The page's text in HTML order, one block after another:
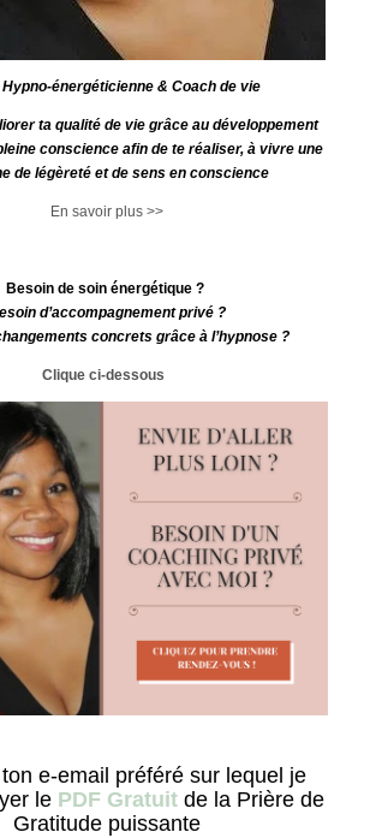
Hypno-énergéticienne & Coach de vie
ta qualité de vie grâce au développement
conscience afin de te réaliser, à vivre une
de légèreté et de sens en conscience
En savoir plus >>
Besoin de soin énergétique ?
d’accompagnement privé ?
concrets grâce à l’hypnose ?
Clique ci-dessous
e-email préféré sur lequel je
le PDF Gratuit de la Prière de
Gratitude puissante